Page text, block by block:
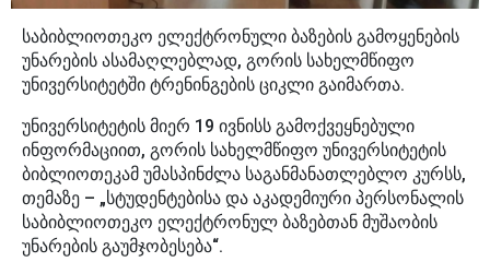
საბიბლიოთეკო ელექტრონული ბაზების გამოყენების
უნარების ასამაღლებლად, გორის სახელმწიფო
უნივერსიტეტში ტრენინგების ციკლი გაიმართა.
უნივერსიტეტის მიერ 19 ივნისს გამოქვეყნებული
ინფორმაციით, გორის სახელმწიფო უნივერსიტეტის
ბიბლიოთეკამ უმასპინძლა საგანმანათლებლო კურსს,
თემაზე – „სტუდენტებისა და აკადემიური პერსონალის
საბიბლიოთეკო ელექტრონულ ბაზებთან მუშაობის
უნარების გაუმჯობესება“.